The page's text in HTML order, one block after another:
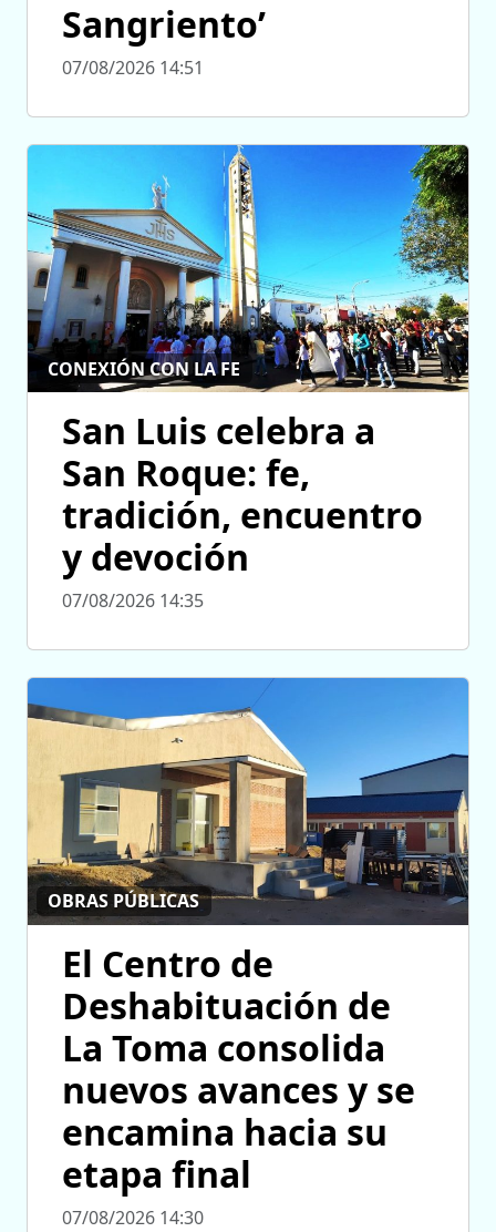
Sangriento’
07/08/2026 14:51
CONEXIÓN CON LA FE
San Luis celebra a
San Roque: fe,
tradición, encuentro
y devoción
07/08/2026 14:35
OBRAS PÚBLICAS
El Centro de
Deshabituación de
La Toma consolida
nuevos avances y se
encamina hacia su
etapa final
07/08/2026 14:30